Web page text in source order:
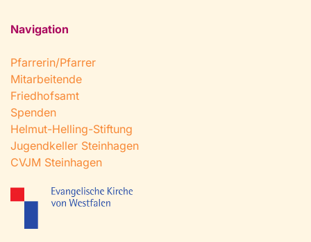
Navigation
Pfarrerin/Pfarrer
Mitarbeitende
Friedhofsamt
Spenden
Helmut-Helling-Stiftung
Jugendkeller Steinhagen
CVJM Steinhagen